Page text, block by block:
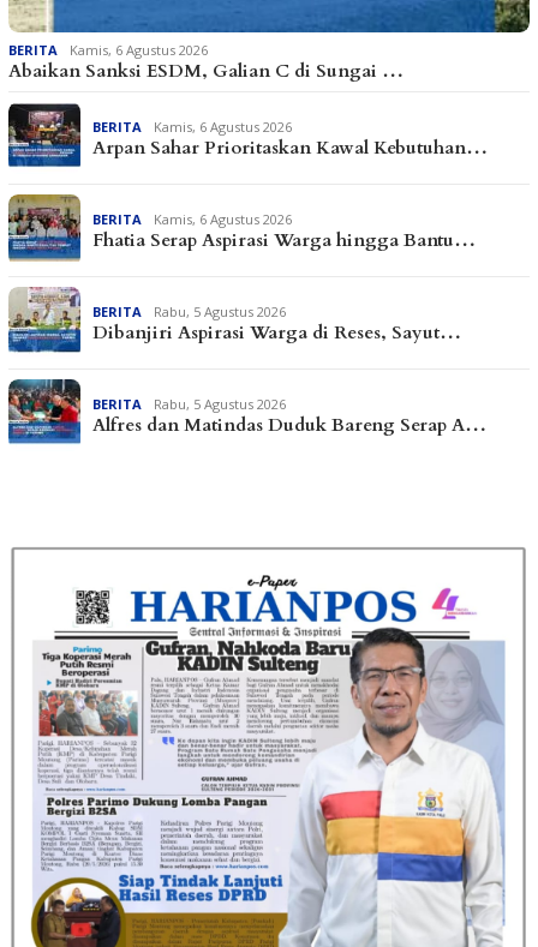
BERITA Kamis, 6 Agustus 2026
Abaikan Sanksi ESDM, Galian C di Sungai …
BERITA Kamis, 6 Agustus 2026
Arpan Sahar Prioritaskan Kawal Kebutuhan…
BERITA Kamis, 6 Agustus 2026
Fhatia Serap Aspirasi Warga hingga Bantu…
BERITA Rabu, 5 Agustus 2026
Dibanjiri Aspirasi Warga di Reses, Sayut…
BERITA Rabu, 5 Agustus 2026
Alfres dan Matindas Duduk Bareng Serap A…